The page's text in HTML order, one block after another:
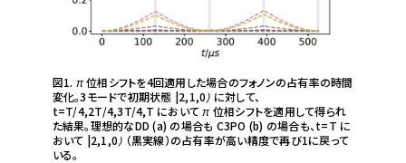
図1. π位相シフトを4回適用した場合のフォノンの占有率の時間
変化。3モードで初期状態 |2,1,0⟩ に対して、
t=T/4,2T/4,3T/4,T においてπ位相シフトを適用して得られ
た結果。理想的なDD (a) の場合も C3PO (b) の場合も、t=T に
おいて |2,1,0⟩ （黒実線）の占有率が高い精度で再び1に戻って
いる。